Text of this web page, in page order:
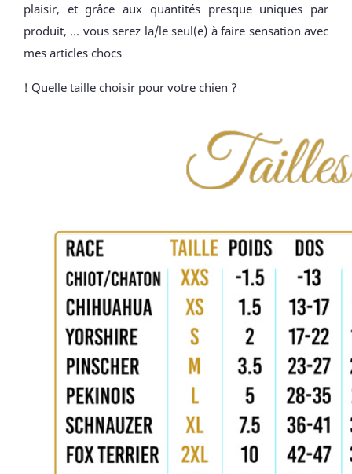
plaisir, et grâce aux quantités presque uniques par
produit, ... vous serez la/le seul(e) à faire sensation avec
mes articles chocs
! Quelle taille choisir pour votre chien ?